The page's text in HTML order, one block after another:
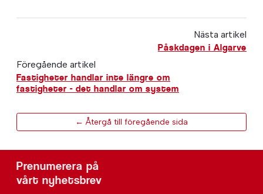
Nästa artikel
Påskdagen i Algarve
Föregående artikel
Fastigheter handlar inte längre om
fastigheter - det handlar om system
← Återgå till föregående sida
Prenumerera på
vårt nyhetsbrev